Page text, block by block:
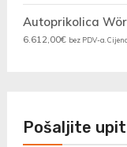
Autoprikolica
6.612,00€ bez PDV-a.
Pošaljite upit